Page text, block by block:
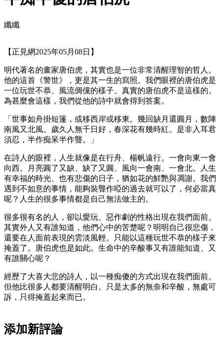
纖纖
【正見網2025年05月08日】
明代著名的畫家唐伯虎，其實也是一位非常清醒理智的哲人。
他的這首《警世》，更是其一生的寫照。我們眼裡的唐伯虎是
一位玩世不恭、風流倜儻的樣子。真實的唐伯虎不是這樣的。
為甚麼會這樣，我們從他的詩中就會得到答案。
「世事如舟掛短篷，或移西岸或移東。幾回缺月還圓月，數陣
南風又北風。歲久人無千日好，春深花有幾時紅。是非入耳君
須忍，半作痴呆半作聾。」
在詩人的眼裡，人生就像是在行舟、楊帆遠行。一會向東一會
向西。月亮圓了又缺、缺了又圓、風向一會南、一會北。人生
有幸福的時光、也有悲傷的日子，猶如花的鮮艷與凋謝。我們
遇到不如意的事情，能夠裝聾作啞的過去就可以了，何必當真
呢？人生的很多事情都是自己無法做主的。
很多很有名的人，卻以愛玩、惡作劇的性格出現在我們面前。
其實外人又有誰知道，他們心中的苦楚呢？明明自己很悲傷，
還要在人面前表現的雲淡風輕。只能以這種玩世不恭的樣子來
掩蓋了。唐伯虎也是如此。生命中的辛酸事又有誰能知道、又
有誰關心呢？
經歷了大喜大悲的詩人，以一種痴傻的方式出現在我們面前。
但他比很多人都要清醒明白。只是太多的無奈和辛酸，無處可
訴，只得掩蓋起來而已。
添加新評論